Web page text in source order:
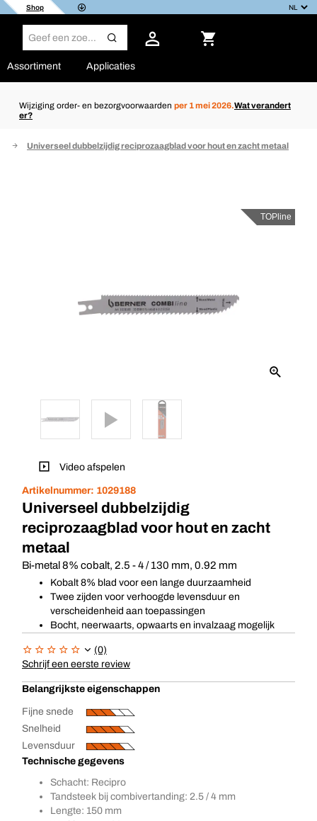
Shop
Assortiment Applicaties
Wijziging order- en bezorgvoorwaarden per 1 mei 2026.Wat verandert
er?
Universeel dubbelzijdig reciprozaagblad voor hout en zacht metaal
TOPline
Video afspelen
Artikelnummer: 1029188
Universeel dubbelzijdig
reciprozaagblad voor hout en zacht
metaal
Bi-metal 8% cobalt, 2.5 - 4 / 130 mm, 0.92 mm
Kobalt 8% blad voor een lange duurzaamheid
Twee zijden voor verhoogde levensduur en
verscheidenheid aan toepassingen
Bocht, neerwaarts, opwaarts en invalzaag mogelijk
(0)
Schrijf een eerste review
Belangrijkste eigenschappen
Fijne snede
Snelheid
Levensduur
Technische gegevens
Schacht: Recipro
Tandsteek bij combivertanding: 2.5 / 4 mm
Lengte: 150 mm